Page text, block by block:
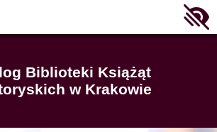
Biblioteki Książąt
w Krakowie